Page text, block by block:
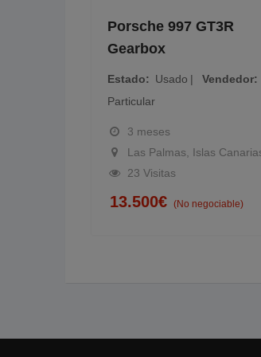
Porsche 997 GT3R
Gearbox
Estado Usado
Vendedor
Particular
3 meses
Las Palmas, Islas Canarias
23 Visitas
13.500€ (No negociable)